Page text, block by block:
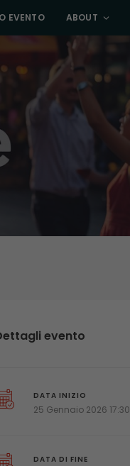
EVENTO ABOUT
evento
DATA INIZIO
25 Gennaio 2026 17:30
DATA DI FINE